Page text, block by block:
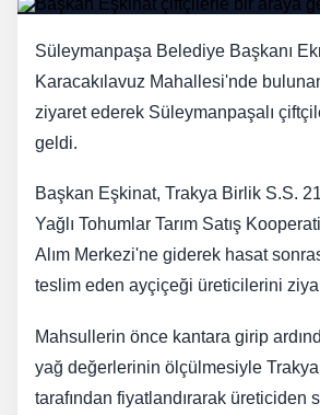
Süleymanpaşa Belediye Başkanı
Karacakılavuz Mahallesi'nde
ziyaret ederek Süleymanpaşalı
geldi.
Başkan Eşkinat, Trakya Birlik S.S.
Yağlı Tohumlar Tarım Satış
Alım Merkezi'ne giderek hasat
teslim eden ayçiçeği üreticilerini
Mahsullerin önce kantara girip
yağ değerlerinin ölçülmesiyle
tarafından fiyatlandırarak üreticiden